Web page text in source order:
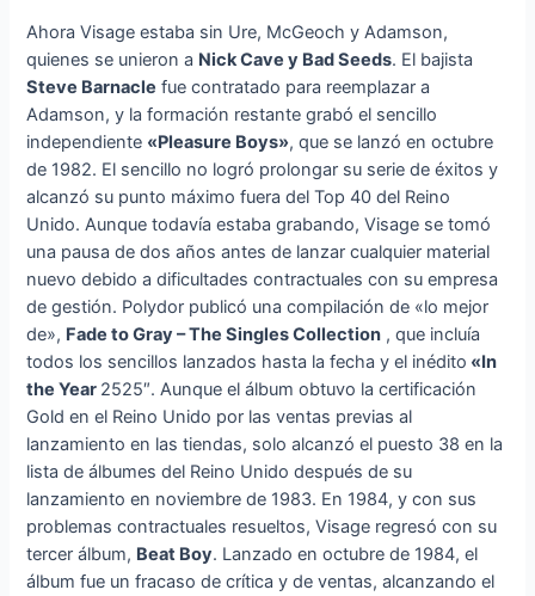
Ahora Visage estaba sin Ure, McGeoch y Adamson,
quienes se unieron a Nick Cave y Bad Seeds. El bajista
Steve Barnacle fue contratado para reemplazar a
Adamson, y la formación restante grabó el sencillo
independiente «Pleasure Boys», que se lanzó en octubre
de 1982. El sencillo no logró prolongar su serie de éxitos y
alcanzó su punto máximo fuera del Top 40 del Reino
Unido. Aunque todavía estaba grabando, Visage se tomó
una pausa de dos años antes de lanzar cualquier material
nuevo debido a dificultades contractuales con su empresa
de gestión. Polydor publicó una compilación de «lo mejor
de», Fade to Gray – The Singles Collection , que incluía
todos los sencillos lanzados hasta la fecha y el inédito «In
the Year 2525″. Aunque el álbum obtuvo la certificación
Gold en el Reino Unido por las ventas previas al
lanzamiento en las tiendas, solo alcanzó el puesto 38 en la
lista de álbumes del Reino Unido después de su
lanzamiento en noviembre de 1983. En 1984, y con sus
problemas contractuales resueltos, Visage regresó con su
tercer álbum, Beat Boy. Lanzado en octubre de 1984, el
álbum fue un fracaso de crítica y de ventas, alcanzando el